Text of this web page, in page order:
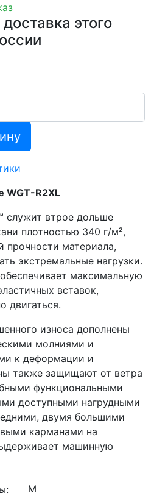
этого
WGT-R2XL
служит втрое дольше
плотностью 340 г/м²,
прочности материала,
экстремальные нагрузки.
максимальную
вставок,
двигаться.
износа дополнены
молниями и
к деформации и
также защищают от ветра
функциональными
доступными нагрудными
двумя большими
карманами на
машинную